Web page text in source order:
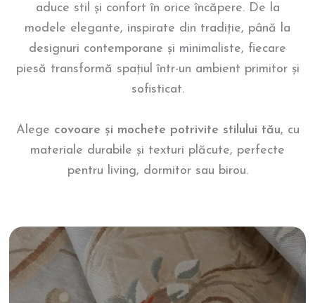
aduce stil și confort în orice încăpere. De la
modele elegante, inspirate din tradiție, până la
designuri contemporane și minimaliste, fiecare
piesă transformă spațiul într-un ambient primitor și
sofisticat.
Alege covoare și mochete potrivite stilului tău, cu
materiale durabile și texturi plăcute, perfecte
pentru living, dormitor sau birou.